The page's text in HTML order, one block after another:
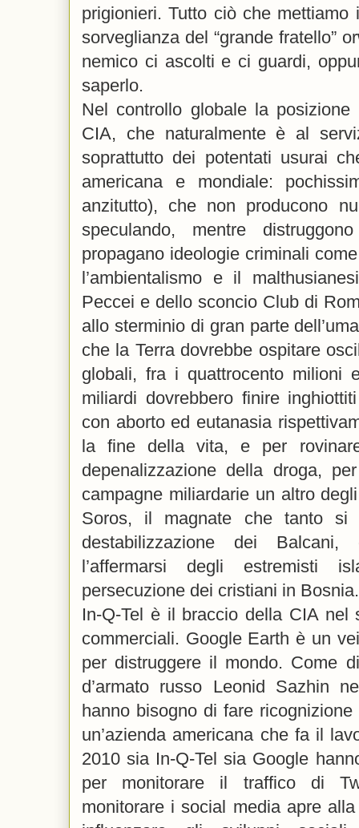
prigionieri. Tutto ciò che
sorveglianza del “grande fratello”
nemico ci ascolti e ci guardi,
saperlo.
Nel controllo globale la
CIA, che naturalmente è al
soprattutto dei potentati usurai
americana e mondiale:
anzitutto), che non producono
speculando, mentre
propagano ideologie criminali
l’ambientalismo e il
Peccei e dello sconcio Club di
allo sterminio di gran parte
che la Terra dovrebbe ospitare
globali, fra i quattrocento milioni
miliardi dovrebbero finire
con aborto ed eutanasia
la fine della vita, e per
depenalizzazione della droga,
campagne miliardarie un altro
Soros, il magnate che tanto
destabilizzazione dei
l’affermarsi degli estremisti
persecuzione dei cristiani in Bosnia.
In-Q-Tel è il braccio della CIA nel
commerciali. Google Earth è un
per distruggere il mondo. Come
d’armato russo Leonid Sazhin
hanno bisogno di fare
un’azienda americana che fa il
2010 sia In-Q-Tel sia Google
per monitorare il traffico di
monitorare i social media apre